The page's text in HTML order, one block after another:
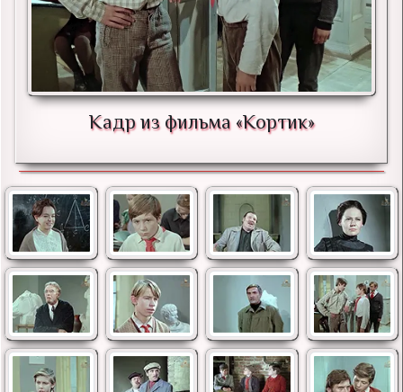
Кадр из фильма «Кортик»